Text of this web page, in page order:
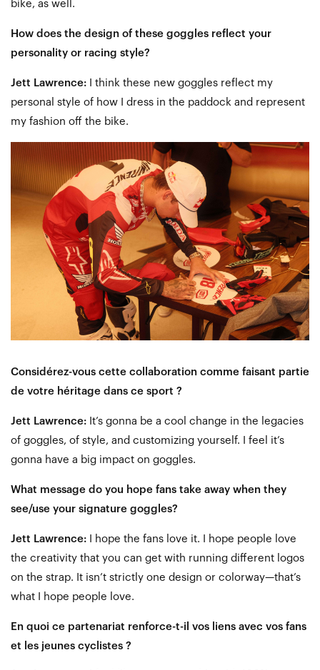
bike, as well.
How does the design of these goggles reflect your
personality or racing style?
Jett Lawrence:
I think these new goggles reflect my
personal style of how I dress in the paddock and represent
my fashion off the bike.
Considérez-vous cette collaboration comme faisant partie
de votre héritage dans ce sport ?
Jett Lawrence: It’s gonna be a cool change in the legacies
of goggles, of style, and customizing yourself. I feel it’s
gonna have a big impact on goggles.
What message do you hope fans take away when they
see/use your signature goggles?
Jett Lawrence:
I hope the fans love it. I hope people love
the creativity that you can get with running different logos
on the strap. It isn’t strictly one design or colorway—that’s
what I hope people love.
En quoi ce partenariat renforce-t-il vos liens avec vos fans
et les jeunes cyclistes ?